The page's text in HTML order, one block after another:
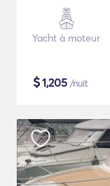
Yacht à moteur
$1,205 /nuit